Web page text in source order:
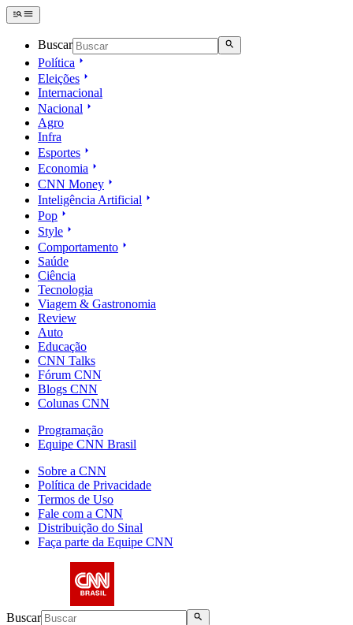
Buscar
Política
Eleições
Internacional
Nacional
Agro
Infra
Esportes
Economia
CNN Money
Inteligência Artificial
Pop
Style
Comportamento
Saúde
Ciência
Tecnologia
Viagem & Gastronomia
Review
Auto
Educação
CNN Talks
Fórum CNN
Blogs CNN
Colunas CNN
Programação
Equipe CNN Brasil
Sobre a CNN
Política de Privacidade
Termos de Uso
Fale com a CNN
Distribuição do Sinal
Faça parte da Equipe CNN
Buscar